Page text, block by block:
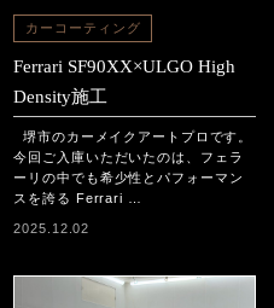
カーコーティング
Ferrari SF90XX×ULGO High
Density施工
堺市のカーメイクアートプロです。
今回ご入庫いただいたのは、フェラ
ーリの中でも希少性とパフォーマン
スを誇る Ferrari …
2025.12.02